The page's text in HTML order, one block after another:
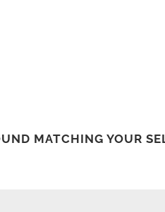
MATCHING YOUR